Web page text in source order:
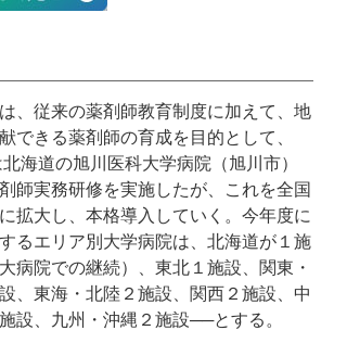
、従来の薬剤師教育制度に加えて、地
できる薬剤師の育成を目的として、
海道の旭川医科大学病院（旭川市）
師実務研修を実施したが、これを全国
拡大し、本格導入していく。今年度に
るエリア別大学病院は、北海道が１施
病院での継続）、東北１施設、関東・
、東海・北陸２施設、関西２施設、中
設、九州・沖縄２施設──とする。